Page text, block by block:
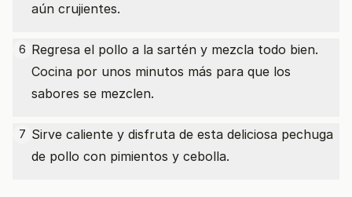
aún crujientes.
6 Regresa el pollo a la sartén y mezcla todo bien.
Cocina por unos minutos más para que los
sabores se mezclen.
7 Sirve caliente y disfruta de esta deliciosa pechuga
de pollo con pimientos y cebolla.